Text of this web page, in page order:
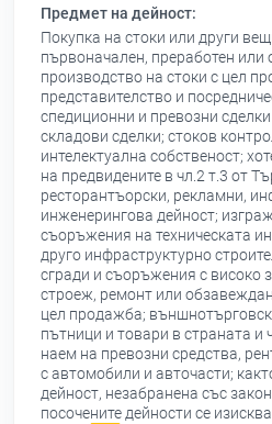
Предмет на дейност:
Покупка на стоки или други
първоначален, преработен или
производство на стоки с цел
представителство и
спедиционни и превозни
складови сделки; стоков
интелектуална собственост;
на предвидените в чл.2 т.3 от
ресторантъорски, рекламни,
инженерингова дейност;
съоръжения на техническата
друго инфраструктурно
сгради и съоръжения с високо
строеж, ремонт или
цел продажба;
пътници и товари в страната и
наем на превозни средства,
с автомобили и авточасти;
дейност, незабранена със
посочените дейности се